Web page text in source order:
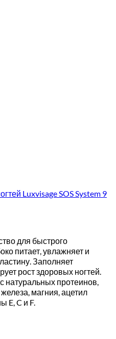
Luxvisage SOS System 9
для быстрого
питает, увлажняет и
Заполняет
рост здоровых ногтей.
натуральных протеинов,
магния, ацетил
E, C и F.